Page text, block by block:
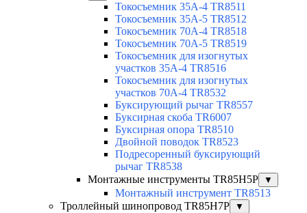
Токосъемник 35А-4 TR8511
Токосъемник 35А-5 TR8512
Токосъемник 70А-4 TR8518
Токосъемник 70А-5 TR8519
Токосъемник для изогнутых
участков 35А-4 TR8516
Токосъемник для изогнутых
участков 70А-4 TR8532
Буксирующий рычаг TR8557
Буксирная скоба TR6007
Буксирная опора TR8510
Двойной поводок TR8523
Подресоренный буксирующий
рычаг TR8538
Монтажные инструменты TR85H5P
▼
Монтажный инструмент TR8513
Троллейный шинопровод TR85H7P
▼